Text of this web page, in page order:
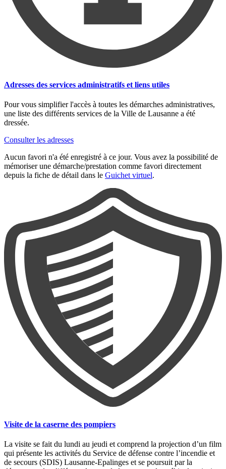
Adresses des services administratifs et liens utiles
Pour vous simplifier l'accès à toutes les démarches administratives,
une liste des différents services de la Ville de Lausanne a été
dressée.
Consulter les adresses
Aucun favori n'a été enregistré à ce jour. Vous avez la possibilité de
mémoriser une démarche/prestation comme favori directement
depuis la fiche de détail dans le Guichet virtuel.
Visite de la caserne des pompiers
La visite se fait du lundi au jeudi et comprend la projection d’un film
qui présente les activités du Service de défense contre l’incendie et
de secours (SDIS) Lausanne-Epalinges et se poursuit par la